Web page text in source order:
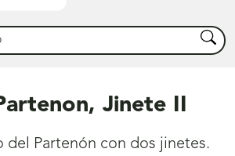
Buscar
Jinete II
del Partenón con dos jinetes.